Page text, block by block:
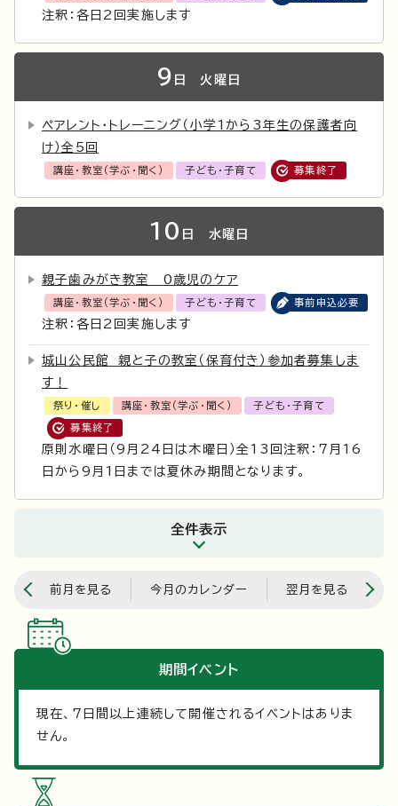
注釈：各日2回実施します
9 日 火曜日
ペアレント・トレーニング（小学1から3年生の保護者向
け）全5回
講座・教室（学ぶ・聞く） 子ども・子育て 募集終了
10 日 水曜日
親子歯みがき教室 0歳児のケア
講座・教室（学ぶ・聞く） 子ども・子育て 事前申込必要
注釈：各日2回実施します
城山公民館 親と子の教室（保育付き）参加者募集しま
す！
祭り・催し 講座・教室（学ぶ・聞く） 子ども・子育て
募集終了
原則水曜日（9月24日は木曜日）全13回注釈：7月16
日から9月1日までは夏休み期間となります。
全件表示
前月を見る 今月のカレンダー 翌月を見る
期間イベント
現在、 7 日間以上連続して開催されるイベントはありま
せん。